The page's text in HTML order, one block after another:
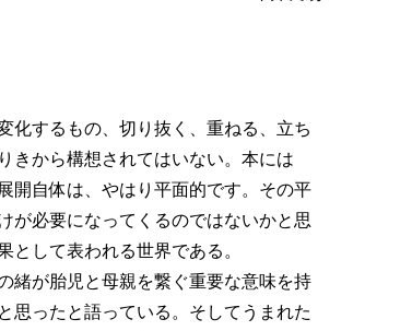
化するもの、切り抜く、重ねる、立ち
きから構想されてはいない。本には
開自体は、やはり平面的です。その平
が必要になってくるのではないかと思
して表われる世界である。
緒が胎児と母親を繋ぐ重要な意味を持
思ったと語っている。そしてうまれた